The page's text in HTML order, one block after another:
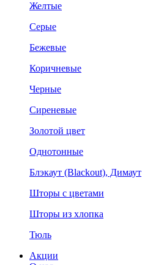
Желтые
Серые
Бежевые
Коричневые
Черные
Сиреневые
Золотой цвет
Однотонные
Блэкаут (Blackout), Димаут
Шторы с цветами
Шторы из хлопка
Тюль
Акции